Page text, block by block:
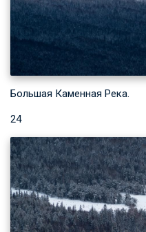
Большая Каменная Река.
24